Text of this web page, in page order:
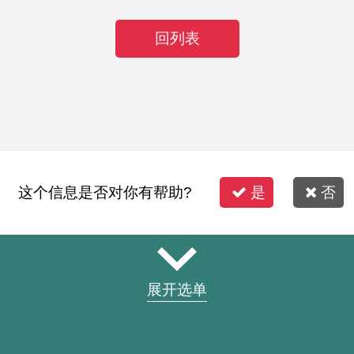
回列表
这个信息是否对你有帮助? 是 否
展开选单